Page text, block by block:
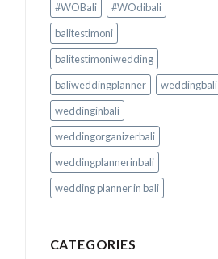
#WOBali
#WOdibali
balitestimoni
balitestimoniwedding
baliweddingplanner
weddingbali
weddinginbali
weddingorganizerbali
weddingplannerinbali
wedding planner in bali
CATEGORIES